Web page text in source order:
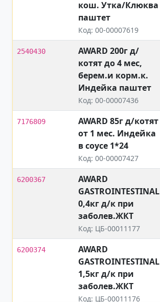
кош. Утка/Клюква
паштет
Код: 00-00007619
2540430
AWARD 200г д/
котят до 4 мес,
берем.и корм.к.
Индейка паштет
Код: 00-00007436
7176809
AWARD 85г д/котят
от 1 мес. Индейка
в соусе 1*24
Код: 00-00007427
6200367
AWARD
GASTROINTESTINAL
0,4кг д/к при
заболев.ЖКТ
Код: ЦБ-00011177
6200374
AWARD
GASTROINTESTINAL
1,5кг д/к при
заболев.ЖКТ
Код: ЦБ-00011176